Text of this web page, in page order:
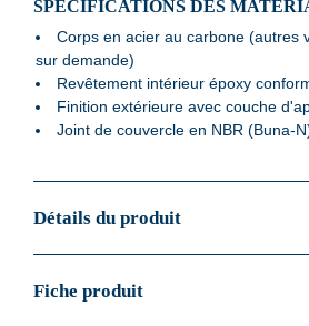
SPÉCIFICATIONS DES
Corps en acier au carbone (autres
sur demande)
Revêtement intérieur époxy
Finition extérieure avec couche
Joint de couvercle en NBR (Buna-
Détails du produit
Fiche produit